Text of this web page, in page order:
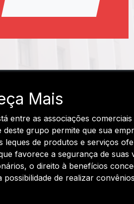
Mais
entre as associações
deste grupo permite que sua
leques de produtos e serviços
favorece a segurança de suas
o direito à benefícios
possibilidade de realizar